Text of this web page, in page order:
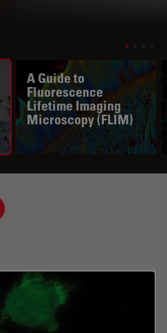
A Guide to
Fluorescence
Lifetime Imaging
Microscopy (FLIM)